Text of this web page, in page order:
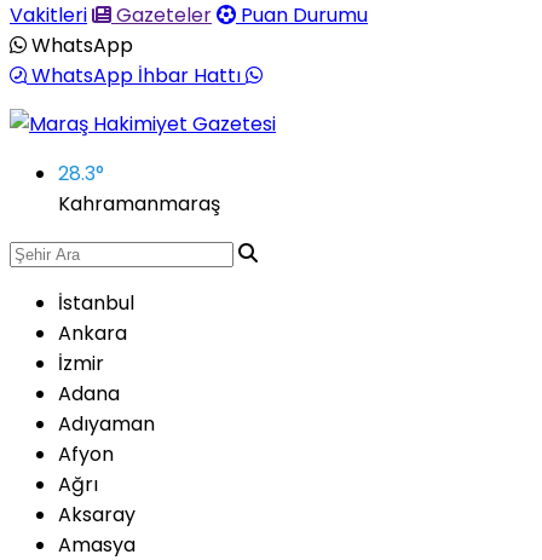
Vakitleri
Gazeteler
Puan Durumu
WhatsApp
WhatsApp İhbar Hattı
28.3°
Kahramanmaraş
İstanbul
Ankara
İzmir
Adana
Adıyaman
Afyon
Ağrı
Aksaray
Amasya